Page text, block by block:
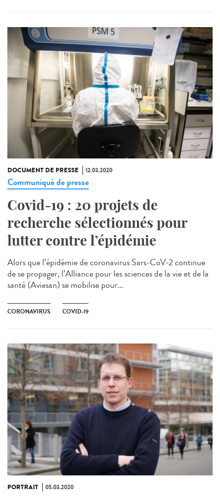
DOCUMENT DE PRESSE 12.03.2020
Communiqué de presse
Covid-19 : 20 projets de
recherche sélectionnés pour
lutter contre l’épidémie
Alors que l’épidémie de coronavirus Sars-CoV-2 continue
de se propager, l’Alliance pour les sciences de la vie et de la
santé (Aviesan) se mobilise pour...
CORONAVIRUS COVID-19
PORTRAIT 05.03.2020